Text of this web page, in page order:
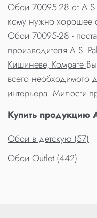
Обои 70095-28 от
кому нужно хорошее
Обои 70095-28 -
производителя A.S.
Кишиневе, Комрате
всего необходимого
интерьера. Милости
Купить продукцию
Обои в детскую (57)
Обои Outlet (442)